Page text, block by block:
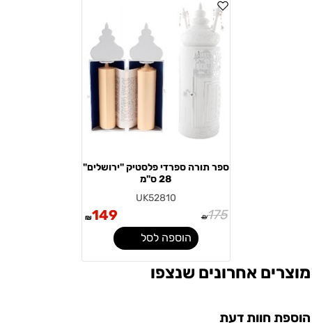
ספר תורה ספרדי פלסטיק "ירושלים"
28 ס''מ
UK52810
₪175
₪149
הוספה לסל
מוצרים אחרונים שנצפו
הוספת חוות דעת